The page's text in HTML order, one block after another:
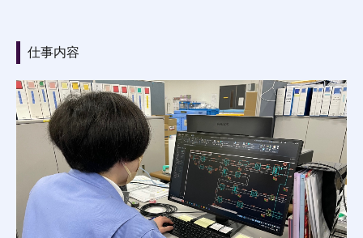
仕事内容